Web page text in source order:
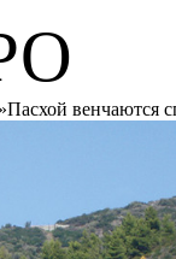
»Пасхой венчаются